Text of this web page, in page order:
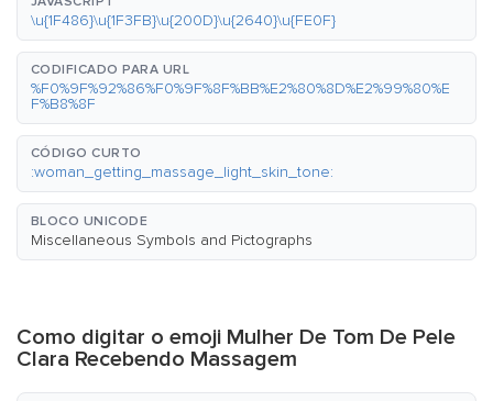
\u{1F486}\u{1F3FB}\u{200D}\u{2640}\u{FE0F}
CODIFICADO PARA URL
%F0%9F%92%86%F0%9F%8F%BB%E2%80%8D%E2%99%80%E
F%B8%8F
CÓDIGO CURTO
:woman_getting_massage_light_skin_tone:
BLOCO UNICODE
Miscellaneous Symbols and Pictographs
Como digitar o emoji Mulher De Tom De Pele
Clara Recebendo Massagem